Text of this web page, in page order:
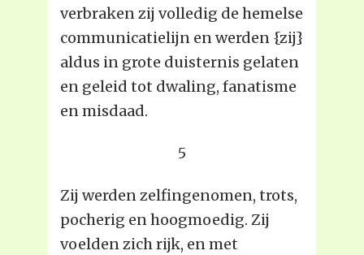
verbraken zij volledig de hemelse
communicatielijn en werden {zij}
aldus in grote duisternis gelaten
en geleid tot dwaling, fanatisme
en misdaad.
5
Zij werden zelfingenomen, trots,
pocherig en hoogmoedig. Zij
voelden zich rijk, en met